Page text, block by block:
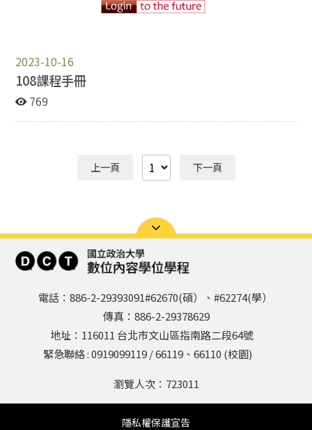
2023-10-16
108課程手冊
769
上一頁 下一頁
電話：886-2-29393091#62670(碩）、#62274(學）
傳真：886-2-29378629
地址：116011 台北市文山區指南路二段64號
緊急聯絡 : 0919099119 / 66119、66110 (校園)
瀏覽人次： 723011
隱私權保護宣告